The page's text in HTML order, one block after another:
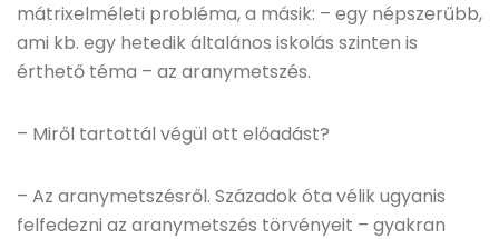
mátrixelméleti probléma, a másik: – egy népszerűbb,
ami kb. egy hetedik általános iskolás szinten is
érthető téma – az aranymetszés.
– Miről tartottál végül ott előadást?
– Az aranymetszésről. Századok óta vélik ugyanis
felfedezni az aranymetszés törvényeit – gyakran